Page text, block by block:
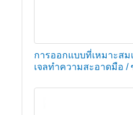
การออกแบบที่เหมาะส
เจลทำความสะอาดมือ /